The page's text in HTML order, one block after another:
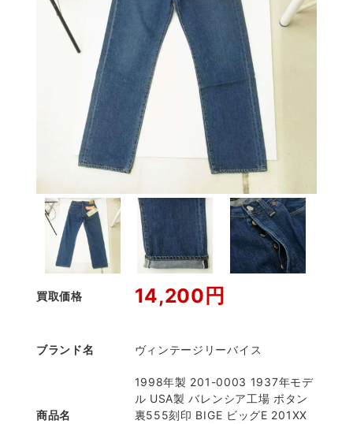
買取価格 14,200円
ブランド名 ヴィンテージリーバイス
商品名
1998年製 201-0003 1937年モデ
ル USA製 バレンシア工場 ボタン
裏555刻印 BIGE ビッグE 201XX